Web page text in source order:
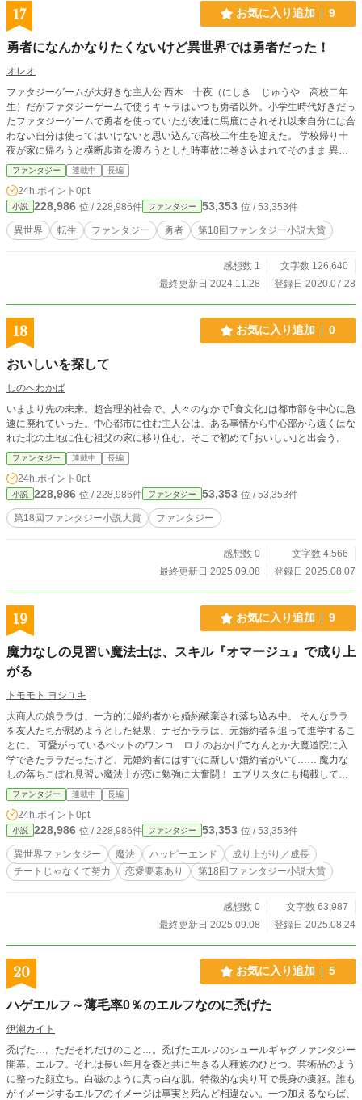
17 お気に入り追加 9
勇者になんかなりたくないけど異世界では勇者だった！
オレオ
ファタジーゲームが大好きな主人公 西木 十夜（にしき じゅうや 高校二年
生）だがファタジーゲームで使うキャラはいつも勇者以外。小学生時代好きだっ
たファタジーゲームで勇者を使っていたが友達に馬鹿にされそれ以来自分には合
わない自分は使ってはいけないと思い込んで高校二年生を迎えた。 学校帰り十
夜が家に帰ろうと横断歩道を渡ろうとした時事故に巻き込まれてそのまま 異世
界転生してしまった！ そこで魔王と出会い魔王からこの異世界で生きる意味を
もらい 自分の世界に帰るため魔王を倒すため勇者になることを誓った 異世界転
生物語です。
ファンタジー 連載中 長編
24h.ポイント 0pt
小説 228,986 位 / 228,986件 ファンタジー 53,353 位 / 53,353件
異世界 転生 ファンタジー 勇者 第18回ファンタジー小説大賞
感想数 1
文字数 126,640
最終更新日 2024.11.28
登録日 2020.07.28
18 お気に入り追加 0
おいしいを探して
しのへわかば
いまより先の未来。超合理的社会で、人々のなかで｢食文化｣は都市部を中心に急
速に廃れていった。中心都市に住む主人公は、ある事情から中心部から遠くはな
れた北の土地に住む祖父の家に移り住む。そこで初めて｢おいしい｣と出会う。
ファンタジー 連載中 長編
24h.ポイント 0pt
小説 228,986 位 / 228,986件 ファンタジー 53,353 位 / 53,353件
第18回ファンタジー小説大賞 ファンタジー
感想数 0
文字数 4,566
最終更新日 2025.09.08
登録日 2025.08.07
19 お気に入り追加 9
魔力なしの見習い魔法士は、スキル『オマージュ』で成り上
がる
トモモト ヨシユキ
大商人の娘ララは、一方的に婚約者から婚約破棄され落ち込み中。 そんなララ
を友人たちが慰めようとした結果、ナゼかララは、元婚約者を追って進学するこ
とに。 可愛がっているペットのワンコ ロナのおかげでなんとか大魔道院に入
学できたララだったけど、元婚約者にはすでに新しい婚約者がいて…… 魔力な
しの落ちこぼれ見習い魔法士が恋に勉強に大奮闘！ エブリスタにも掲載してい
ます。
ファンタジー 連載中 長編
24h.ポイント 0pt
小説 228,986 位 / 228,986件 ファンタジー 53,353 位 / 53,353件
異世界ファンタジー 魔法 ハッピーエンド
成り上がり／成長
チートじゃなくて努力
恋愛要素あり 第18回ファンタジー小説大賞
感想数 0
文字数 63,987
最終更新日 2025.09.08
登録日 2025.08.24
20 お気に入り追加 5
ハゲエルフ～薄毛率0％のエルフなのに禿げた
伊瀬カイト
禿げた…。ただそれだけのこと…。禿げたエルフのシュールギャグファンタジー
開幕。エルフ。それは長い年月を森と共に生きる人種族のひとつ。芸術品のよう
に整った顔立ち。白磁のように真っ白な肌。特徴的な尖り耳で長身の痩躯。誰も
がイメージするエルフのイメージは事実と殆んど相違ない。一つ加えるならば、